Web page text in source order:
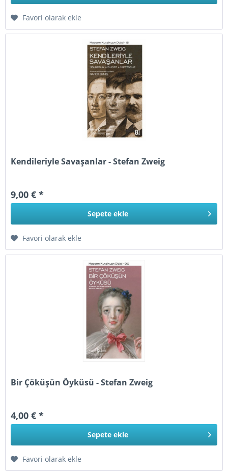
Favori olarak ekle
Kendileriyle Savaşanlar - Stefan Zweig
9,00 € *
Sepete ekle
Favori olarak ekle
Bir Çöküşün Öyküsü - Stefan Zweig
4,00 € *
Sepete ekle
Favori olarak ekle